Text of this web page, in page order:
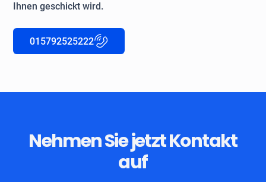
Ihnen geschickt wird.
015792525222
Nehmen Sie jetzt Kontakt
auf